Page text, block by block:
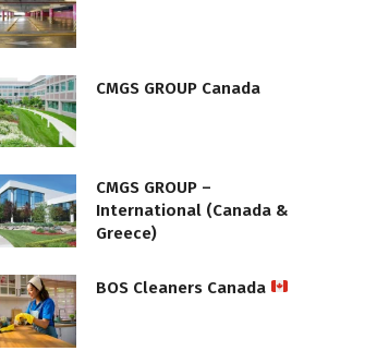
CMGS GROUP Canada
CMGS GROUP –
International (Canada &
Greece)
BOS Cleaners Canada